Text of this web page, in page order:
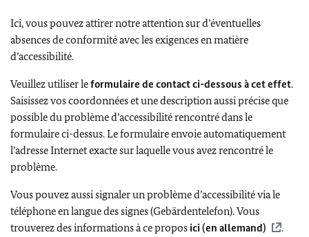
Ici, vous pouvez attirer notre attention sur d’éventuelles
absences de conformité avec les exigences en matière
d’accessibilité.
Veuillez utiliser leformulaire de contact ci-dessous à cet effet.
Saisissez vos coordonnées et une description aussi précise que
possible du problème d’accessibilité rencontré dans le
formulaire ci-dessus. Le formulaire envoie automatiquement
l’adresse Internet exacte sur laquelle vous avez rencontré le
problème.
Vous pouvez aussi signaler un problème d’accessibilité via le
téléphone en langue des signes (Gebärdentelefon). Vous
trouverez des informations à ce propos ici (en allemand)
.